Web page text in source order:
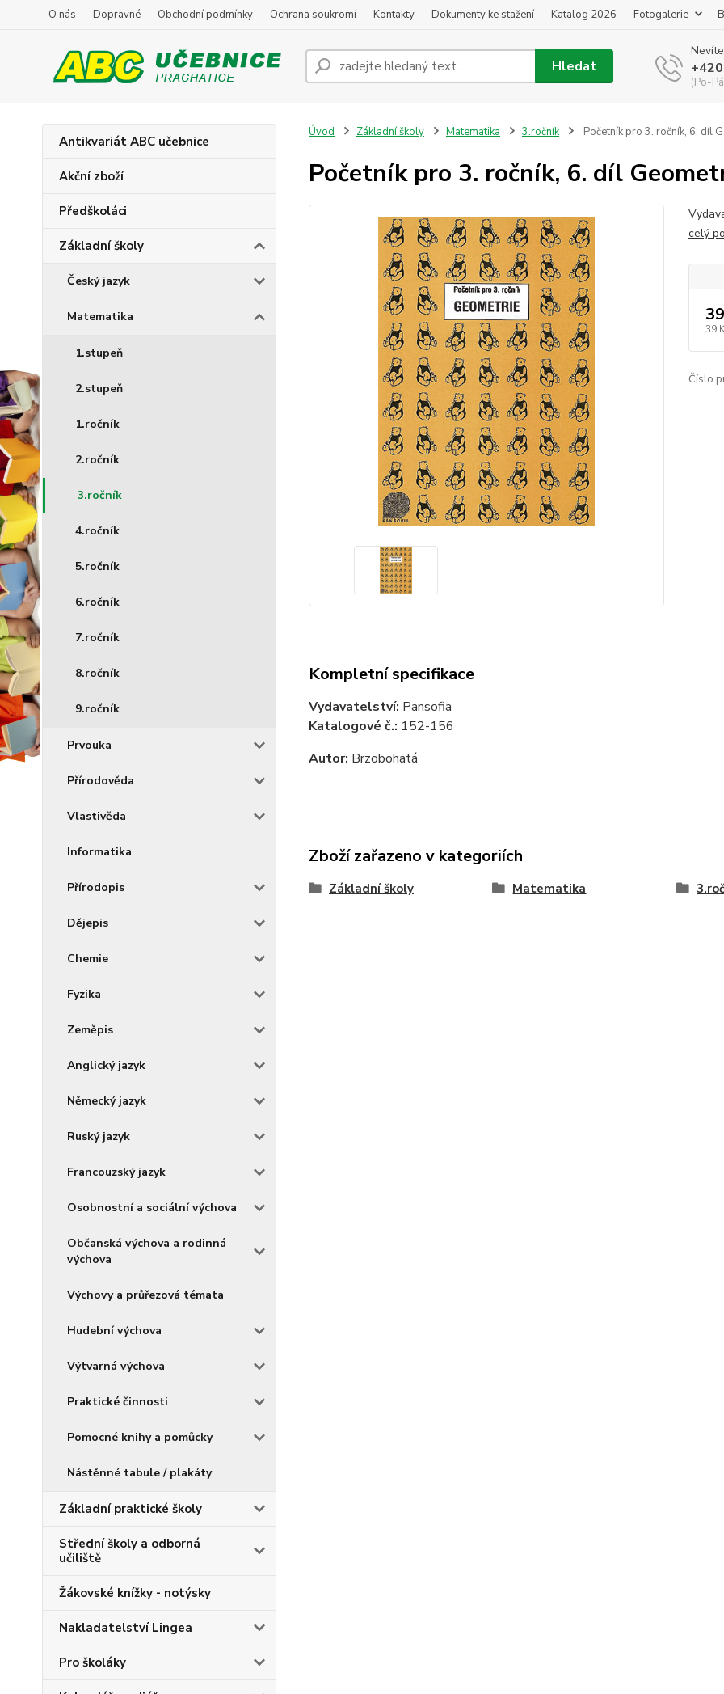
O nás Dopravné Obchodní podmínky Ochrana soukromí Kontakty Dokumenty ke stažení Katalog 2026 Fotogalerie
Hledat
(Po-
Antikvariát ABC učebnice
Akční zboží
Předškoláci
Základní školy
Český jazyk
Matematika
1.stupeň
2.stupeň
1.ročník
2.ročník
3.ročník
4.ročník
5.ročník
6.ročník
7.ročník
8.ročník
9.ročník
Prvouka
Přírodověda
Vlastivěda
Informatika
Přírodopis
Dějepis
Chemie
Fyzika
Zeměpis
Anglický jazyk
Německý jazyk
Ruský jazyk
Francouzský jazyk
Osobnostní a sociální výchova
Občanská výchova a rodinná
výchova
Výchovy a průřezová témata
Hudební výchova
Výtvarná výchova
Praktické činnosti
Pomocné knihy a pomůcky
Nástěnné tabule / plakáty
Základní praktické školy
Střední školy a odborná
učiliště
Žákovské knížky - notýsky
Nakladatelství Lingea
Pro školáky
Úvod Základní školy Matematika 3.ročník Početník pro 3. ročník, 6. díl
Početník pro 3. ročník, 6. díl
celý
39
Číslo
Kompletní specifikace
Vydavatelství: Pansofia
Katalogové č.: 152-156
Autor: Brzobohatá
Zboží zařazeno v kategoriích
Základní školy Matematika